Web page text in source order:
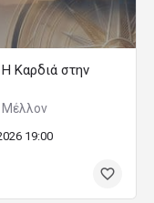
Καρδιά στην
Μέλλον
19:00